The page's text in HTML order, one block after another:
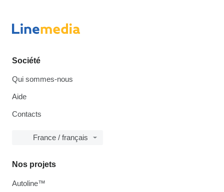
Société
Qui sommes-nous
Aide
Contacts
France / français
Nos projets
Autoline™